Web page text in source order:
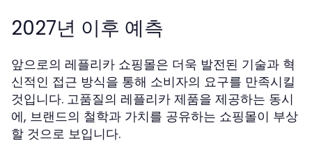
2027년 이후 예측
앞으로의 레플리카 쇼핑몰은 더욱 발전된 기술과 혁
신적인 접근 방식을 통해 소비자의 요구를 만족시킬
것입니다. 고품질의 레플리카 제품을 제공하는 동시
에, 브랜드의 철학과 가치를 공유하는 쇼핑몰이 부상
할 것으로 보입니다.